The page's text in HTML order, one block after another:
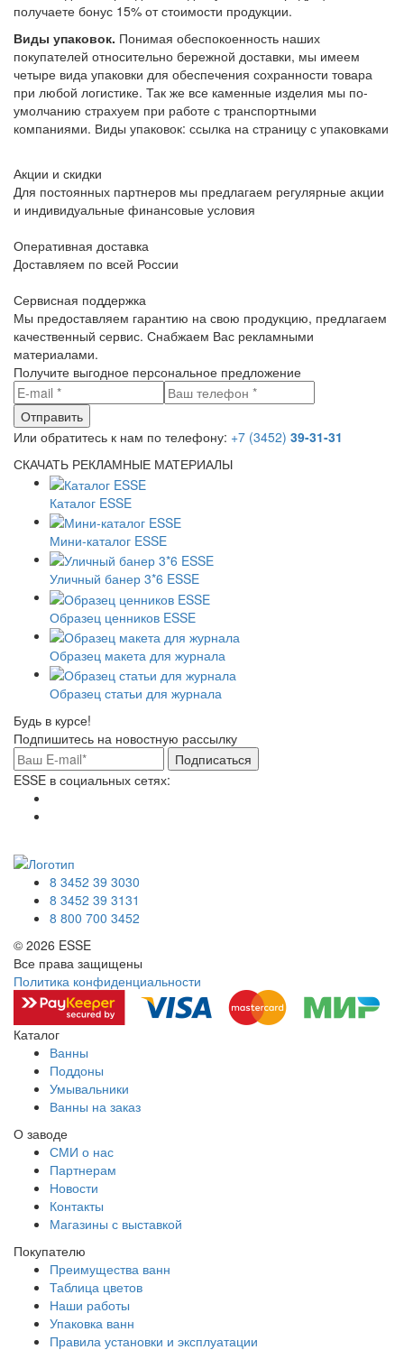
получаете бонус 15% от стоимости продукции.
Виды упаковок. Понимая обеспокоенность наших
покупателей относительно бережной доставки, мы имеем
четыре вида упаковки для обеспечения сохранности товара
при любой логистике. Так же все каменные изделия мы по-
умолчанию страхуем при работе с транспортными
компаниями. Виды упаковок: ссылка на страницу с упаковками
Акции и скидки
Для постоянных партнеров мы предлагаем регулярные акции
и индивидуальные финансовые условия
Оперативная доставка
Доставляем по всей России
Сервисная поддержка
Мы предоставляем гарантию на свою продукцию, предлагаем
качественный сервис. Снабжаем Вас рекламными
материалами.
Получите выгодное персональное предложение
Или обратитесь к нам по телефону: +7 (3452) 39-31-31
СКАЧАТЬ РЕКЛАМНЫЕ МАТЕРИАЛЫ
Каталог ESSE
Мини-каталог ESSE
Уличный банер 3*6 ESSE
Образец ценников ESSE
Образец макета для журнала
Образец статьи для журнала
Будь в курсе!
Подпишитесь на новостную рассылку
Подписаться
ESSE в социальных сетях:
8 3452 39 3030
8 3452 39 3131
8 800 700 3452
© 2026 ESSE
Все права защищены
Политика конфиденциальности
Каталог
Ванны
Поддоны
Умывальники
Ванны на заказ
О заводе
СМИ о нас
Партнерам
Новости
Контакты
Магазины с выставкой
Покупателю
Преимущества ванн
Таблица цветов
Наши работы
Упаковка ванн
Правила установки и эксплуатации